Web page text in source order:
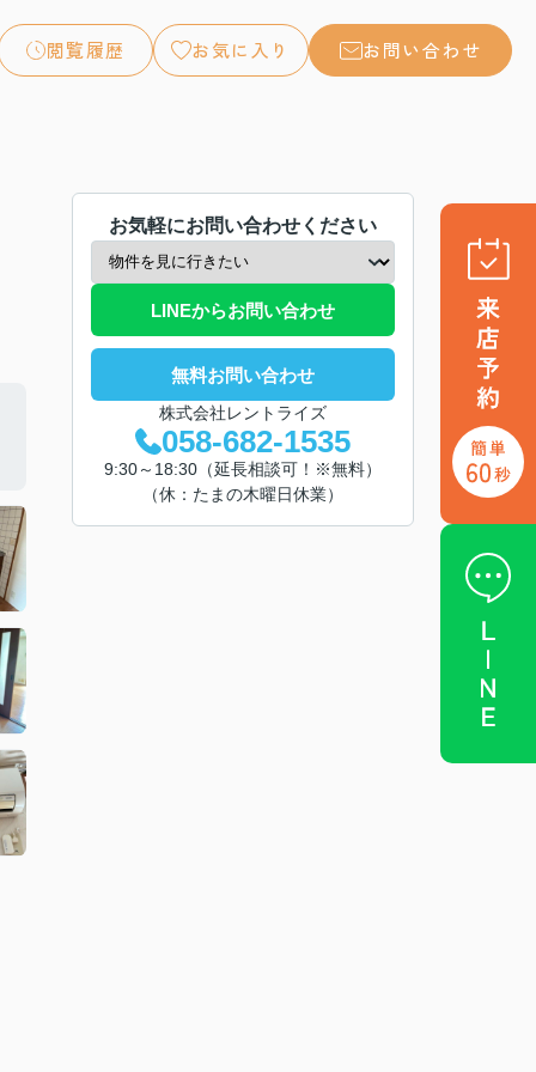
閲覧履歴 お気に入り お問い合わせ
お気軽にお問い合わせください
LINEからお問い合わせ
無料お問い合わせ
株式会社レントライズ
058-682-1535
9:30～18:30（延長相談可！※無料）
（休：たまの木曜日休業）